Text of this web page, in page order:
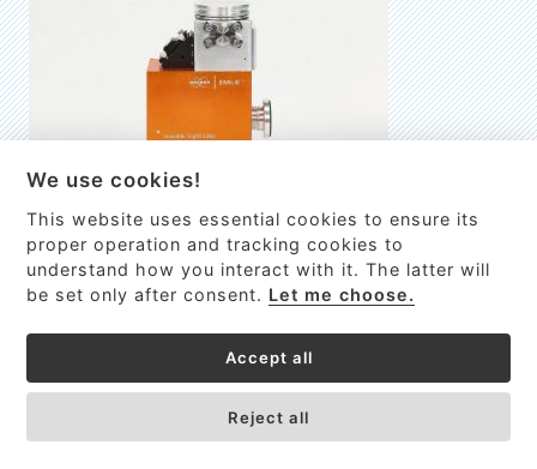
EMILIE
První nano-elektro-mechanický (NEMS) FTIR analyzátor
We use cookies!
This website uses essential cookies to ensure its
proper operation and tracking cookies to
understand how you interact with it. The latter will
be set only after consent. Let me choose.
Accept all
Reject all